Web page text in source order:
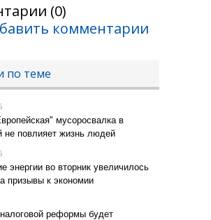
(0)
комментарии
по теме
мусоросвалка в
не повлияет жизнь людей
энергии во вторник увеличилось
призывы к экономии
реформы будет